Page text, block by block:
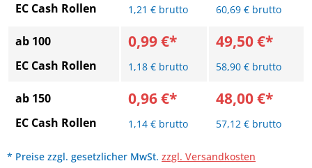
EC Cash Rollen
1,21 € brutto 60,69 € brutto
ab 100
EC Cash Rollen
0,99 €*
1,18 € brutto
49,50 €*
58,90 € brutto
ab 150
EC Cash Rollen
0,96 €*
1,14 € brutto
48,00 €*
57,12 € brutto
* Preise zzgl. gesetzlicher MwSt. zzgl. Versandkosten